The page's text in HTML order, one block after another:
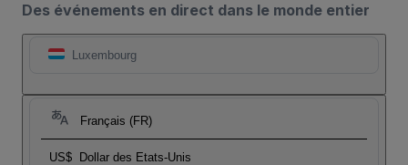
Des événements en direct dans le monde entier
Luxembourg
Français (FR)
US$ Dollar des Etats-Unis